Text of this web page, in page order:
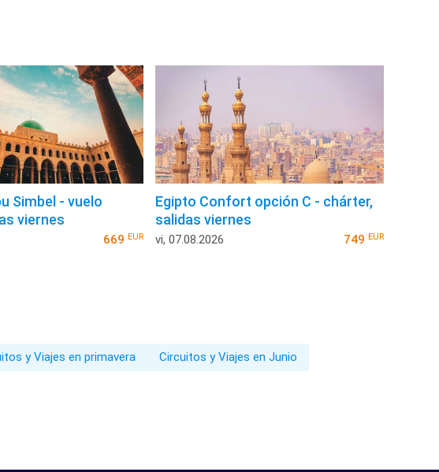
Simbel - vuelo
viernes
669EUR
Egipto Confort opción C - chárter,
salidas viernes
vi, 07.08.2026 749 EUR
y Viajes en primavera
Circuitos y Viajes en Junio